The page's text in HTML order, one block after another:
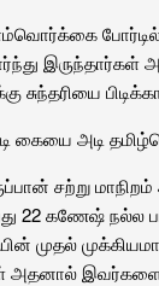
போர்டில்
இருந்தார்கள்
சுந்தரியை
கையை அடி
சற்று
கணேஷ் நல்ல
முதல்
அதனால்